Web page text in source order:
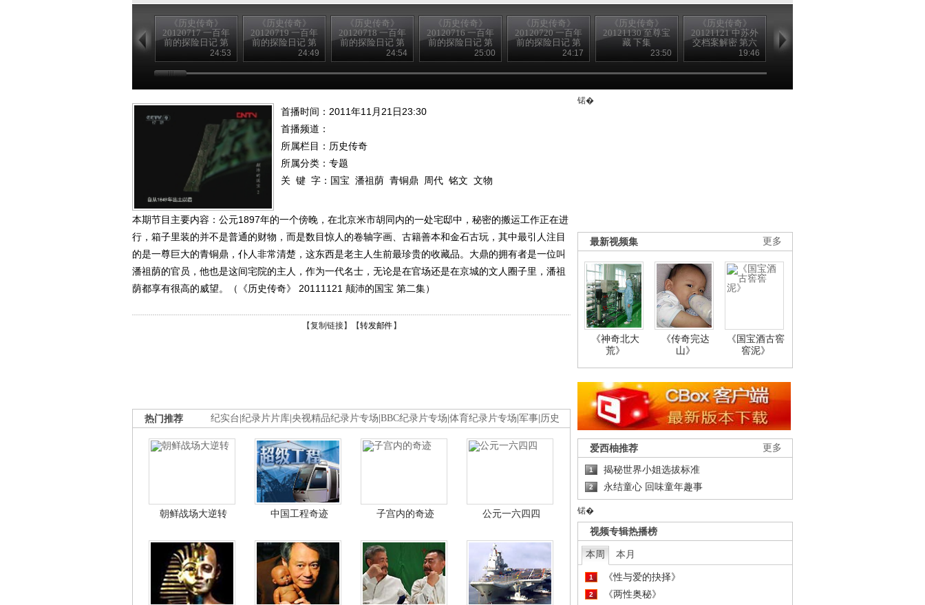
《历史传奇》
20120717 一百年
前的探险日记 第
四集 沙埋宝藏
（下）
24:53
《历史传奇》
20120719 一百年
前的探险日记 第
八集 为歌者留影
（下）
24:49
《历史传奇》
20120718 一百年
前的探险日记 第
六集 生死大漠
（下）
24:54
《历史传奇》
20120716 一百年
前的探险日记 第
二集 古道谍影
（下）
25:00
《历史传奇》
20120720 一百年
前的探险日记 第
十集 老城记忆
（下）
24:17
《历史传奇》
20121130 至尊宝
藏 下集
23:50
《历史传奇》
20121121 中苏外
交档案解密 第六
集 歃血为盟
（下）
19:46
20121119 中苏外
交档案解密 第二
集 斯大林的选择
首播时间：2011年11月21日23:30
首播频道：
所属栏目： 历史传奇
所属分类：专题
关 键 字： 国宝 潘祖荫 青铜鼎 周代 铭文 文物
本期节目主要内容：公元1897年的一个傍晚，在北京米市胡同内的一处宅邸中，秘密的搬运工作正在进
行，箱子里装的并不是普通的财物，而是数目惊人的卷轴字画、古籍善本和金石古玩，其中最引人注目
的是一尊巨大的青铜鼎，仆人非常清楚，这东西是老主人生前最珍贵的收藏品。大鼎的拥有者是一位叫
潘祖荫的官员，他也是这间宅院的主人，作为一代名士，无论是在官场还是在京城的文人圈子里，潘祖
荫都享有很高的威望。（《历史传奇》 20111121 颠沛的国宝 第二集）
【复制链接】【转发邮件 】
纪实台 纪录片片库 央视精品纪录片专场 BBC纪录片专场 体育纪录片专场 军事 历史
热门推荐
朝鲜战场大逆转 中国工程奇迹 子宫内的奇迹 公元一六四四
锘�
更多
最新视频集
《神奇北大
荒》
《传奇完达
山》
《国宝酒古窖
窖泥》
更多
爱西柚推荐
1 揭秘世界小姐选拔标准
2 永结童心 回味童年趣事
锘�
视频专辑热播榜
本周 本月
1 《性与爱的抉择》
2 《两性奥秘》